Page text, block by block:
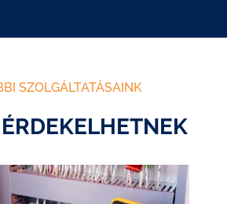
SZOLGÁLTATÁSAINK